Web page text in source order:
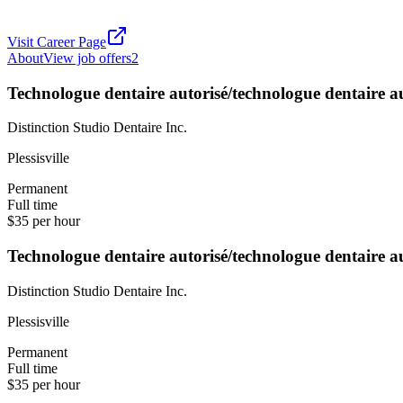
Visit Career Page
AboutView job offers2
Technologue dentaire autorisé/technologue dentaire
Distinction Studio Dentaire Inc.
Plessisville
Permanent
Full time
$35 per hour
Technologue dentaire autorisé/technologue dentaire
Distinction Studio Dentaire Inc.
Plessisville
Permanent
Full time
$35 per hour